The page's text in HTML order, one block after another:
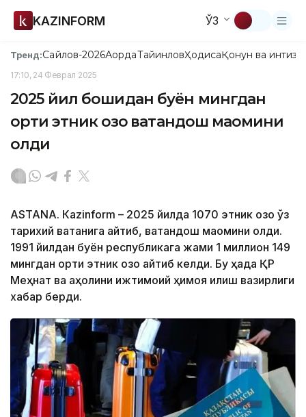
KAZINFORM ЎЗ
Тренд:Сайлов-2026АқордаТайинловҲодисаҚонун ва
17:10, 24 Феврал 2025
2025 йил бошидан буён мингдан
ортиқ этник қозоқ ватандош мақомини
олди
ASTANА. Кazinform – 2025 йилда 1070 этник қозоқ ўз
тарихий ватанига қайтиб, ватандош мақомини олди.
1991 йилдан буён республикага жами 1 миллион 149
мингдан ортиқ этник қозоқ қайтиб келди. Бу ҳақда ҚР
Меҳнат ва аҳолини ижтимоий ҳимоя қилиш вазирлиги
хабар берди.